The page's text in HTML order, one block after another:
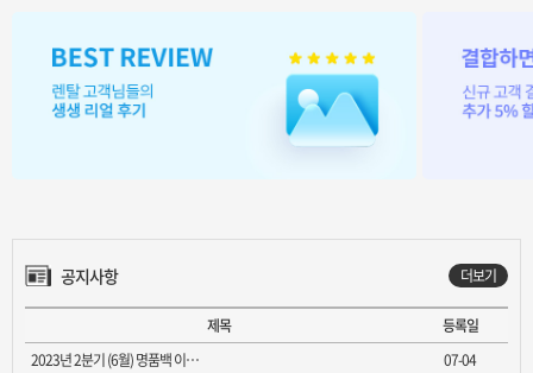
공지사항 더보기
제목
등록일
2023년 2분기 (6월) 명품백 이…
07-04